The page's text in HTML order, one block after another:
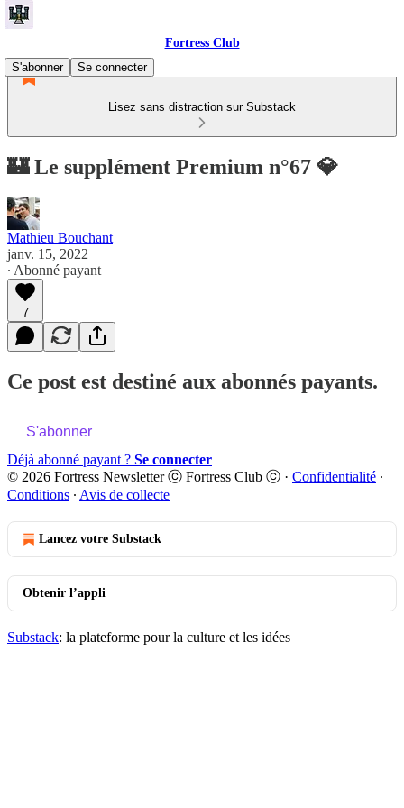
Fortress Club
S'abonner
Se connecter
Lisez sans distraction sur Substack
🏰 Le supplément Premium n°67 💎
Mathieu Bouchant
janv. 15, 2022
∙ Abonné payant
7
Ce post est destiné aux abonnés payants.
S'abonner
Déjà abonné payant ? Se connecter
© 2026 Fortress Newsletter ⓒ Fortress Club ⓒ · Confidentialité ∙
Conditions ∙ Avis de collecte
Lancez votre Substack
Obtenir l’appli
Substack: la plateforme pour la culture et les idées